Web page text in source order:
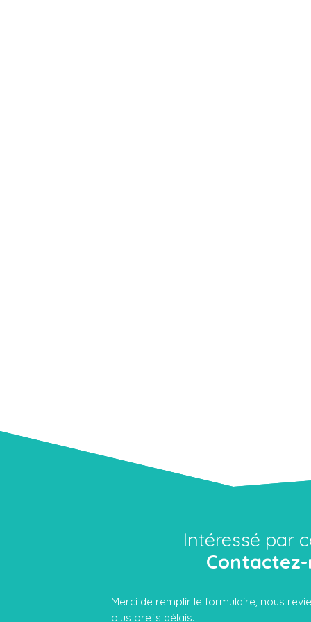
Intéressé par
Merci de remplir le formulaire, nous
plus brefs délais.